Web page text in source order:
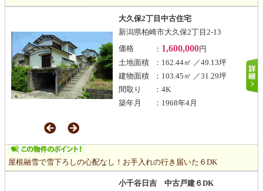
大久保2丁目中古住宅
新潟県柏崎市大久保2丁目2-13
価格
： 1,600,000円
土地面積
：162.44㎡ ／49.13坪
建物面積
：103.45㎡ ／31.29坪
間取り
：4K
築年月
：1968年4月
屋根融雪で雪下ろしの心配なし！お手入れの行き届いた６DK
小千谷日吉 中古戸建６DK